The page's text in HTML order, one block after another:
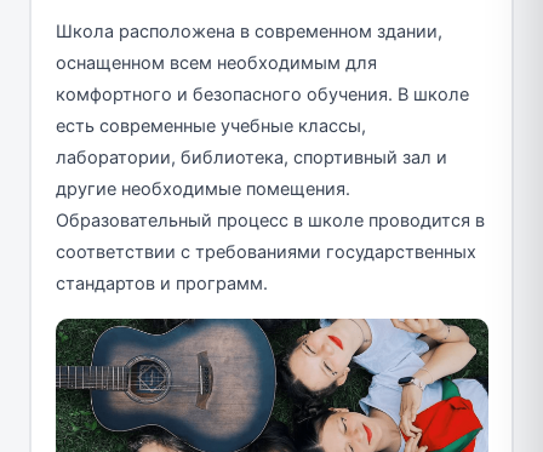
Школа расположена в современном здании,
оснащенном всем необходимым для
комфортного и безопасного обучения. В школе
есть современные учебные классы,
лаборатории, библиотека, спортивный зал и
другие необходимые помещения.
Образовательный процесс в школе проводится в
соответствии с требованиями государственных
стандартов и программ.